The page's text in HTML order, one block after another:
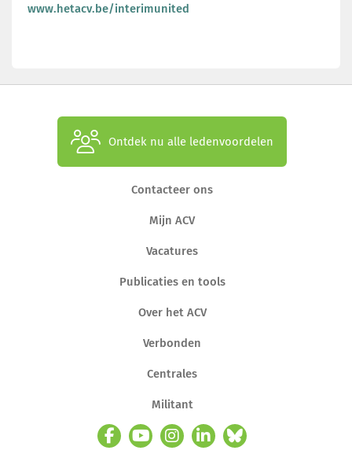
www.hetacv.be/interimunited
Ontdek nu alle ledenvoordelen
Contacteer ons
Mijn ACV
Vacatures
Publicaties en tools
Over het ACV
Verbonden
Centrales
Militant